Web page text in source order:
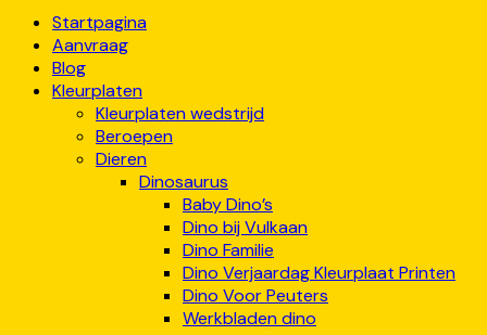
Startpagina
Aanvraag
Blog
Kleurplaten
Kleurplaten wedstrijd
Beroepen
Dieren
Dinosaurus
Baby Dino’s
Dino bij Vulkaan
Dino Familie
Dino Verjaardag Kleurplaat Printen
Dino Voor Peuters
Werkbladen dino